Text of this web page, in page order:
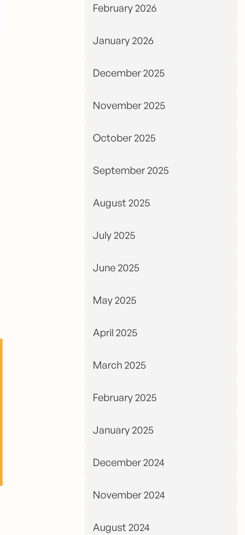
February 2026
January 2026
December 2025
November 2025
October 2025
September 2025
August 2025
July 2025
June 2025
May 2025
April 2025
March 2025
February 2025
January 2025
December 2024
November 2024
August 2024